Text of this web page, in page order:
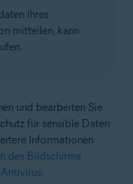
Ihres
mitteilen, kann
und bearbeiten Sie
für sensible Daten
Informationen
des Bildschirms
.